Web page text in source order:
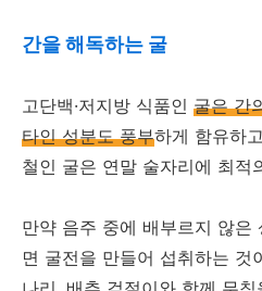
간을 해독하는 굴
고단백·저지방 식품인 굴은 간
타인 성분도 풍부하게 함유하
철인 굴은 연말 술자리에 최적
만약 음주 중에 배부르지 않은
면 굴전을 만들어 섭취하는 것